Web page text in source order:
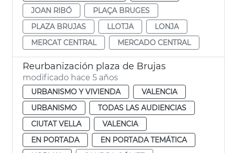
JOAN RIBÓ
PLAÇA BRUGES
PLAZA BRUJAS
LLOTJA
LONJA
MERCAT CENTRAL
MERCADO CENTRAL
Reurbanización plaza de Brujas
modificado hace 5 años
URBANISMO Y VIVIENDA
VALENCIA
URBANISMO
TODAS LAS AUDIENCIAS
CIUTAT VELLA
VALENCIA
EN PORTADA
EN PORTADA TEMÁTICA